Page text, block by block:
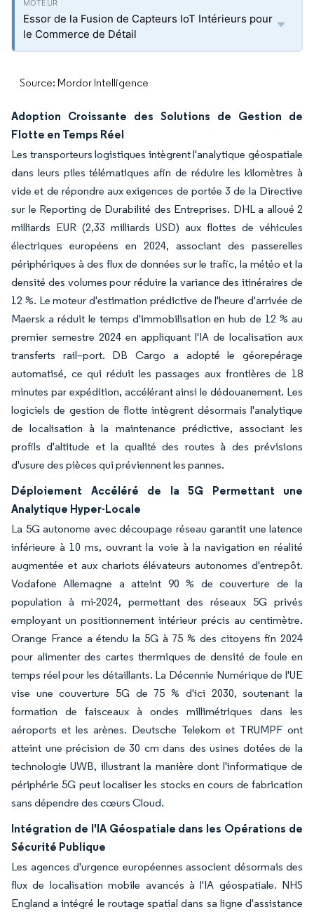
Essor de la Fusion de Capteurs IoT Intérieurs pour
le Commerce de Détail
Source: Mordor Intelligence
Adoption Croissante des Solutions de Gestion de
Flotte en Temps Réel
Les transporteurs logistiques intègrent l'analytique géospatiale
dans leurs piles télématiques afin de réduire les kilomètres à
vide et de répondre aux exigences de portée 3 de la Directive
sur le Reporting de Durabilité des Entreprises. DHL a alloué 2
milliards EUR (2,33 milliards USD) aux flottes de véhicules
électriques européens en 2024, associant des passerelles
périphériques à des flux de données sur le trafic, la météo et la
densité des volumes pour réduire la variance des itinéraires de
12 %. Le moteur d'estimation prédictive de l'heure d'arrivée de
Maersk a réduit le temps d'immobilisation en hub de 12 % au
premier semestre 2024 en appliquant l'IA de localisation aux
transferts rail–port. DB Cargo a adopté le géorepérage
automatisé, ce qui réduit les passages aux frontières de 18
minutes par expédition, accélérant ainsi le dédouanement. Les
logiciels de gestion de flotte intègrent désormais l'analytique
de localisation à la maintenance prédictive, associant les
profils d'altitude et la qualité des routes à des prévisions
d'usure des pièces qui préviennent les pannes.
Déploiement Accéléré de la 5G Permettant une
Analytique Hyper-Locale
La 5G autonome avec découpage réseau garantit une latence
inférieure à 10 ms, ouvrant la voie à la navigation en réalité
augmentée et aux chariots élévateurs autonomes d'entrepôt.
Vodafone Allemagne a atteint 90 % de couverture de la
population à mi-2024, permettant des réseaux 5G privés
employant un positionnement intérieur précis au centimètre.
Orange France a étendu la 5G à 75 % des citoyens fin 2024
pour alimenter des cartes thermiques de densité de foule en
temps réel pour les détaillants. La Décennie Numérique de l'UE
vise une couverture 5G de 75 % d'ici 2030, soutenant la
formation de faisceaux à ondes millimétriques dans les
aéroports et les arènes. Deutsche Telekom et TRUMPF ont
atteint une précision de 30 cm dans des usines dotées de la
technologie UWB, illustrant la manière dont l'informatique de
périphérie 5G peut localiser les stocks en cours de fabrication
sans dépendre des cœurs Cloud.
Intégration de l'IA Géospatiale dans les Opérations de
Sécurité Publique
Les agences d'urgence européennes associent désormais des
flux de localisation mobile avancés à l'IA géospatiale. NHS
England a intégré le routage spatial dans sa ligne d'assistance